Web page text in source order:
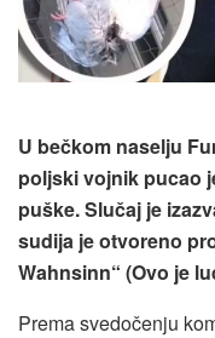
U bečkom naselju
poljski vojnik pucao
puške. Slučaj je
sudija je otvoreno
Wahnsinn“ (Ovo je
Prema svedočenju